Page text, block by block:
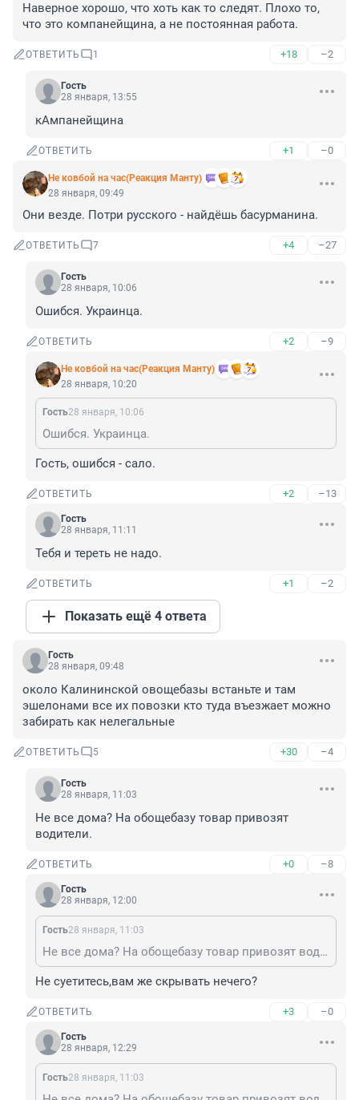
Наверное хорошо, что хоть как то следят. Плохо то,
что это компанейщина, а не постоянная работа.
ОТВЕТИТЬ 1 +18 –2
Гость
28 января, 13:55
кАмпанейщина
ОТВЕТИТЬ +1 –0
Не ковбой на час(Реакция Манту)
28 января, 09:49
Они везде. Потри русского - найдёшь басурманина.
ОТВЕТИТЬ 7 +4 –27
Гость
28 января, 10:06
Ошибся. Украинца.
ОТВЕТИТЬ +2 –9
Не ковбой на час(Реакция Манту)
28 января, 10:20
Гость28 января, 10:06
Ошибся. Украинца.
Гость, ошибся - сало.
ОТВЕТИТЬ +2 –13
Гость
28 января, 11:11
Тебя и тереть не надо.
ОТВЕТИТЬ +1 –2
Показать ещё 4 ответа
Гость
28 января, 09:48
около Калининской овощебазы встаньте и там
эшелонами все их повозки кто туда въезжает можно
забирать как нелегальные
ОТВЕТИТЬ 5 +30 –4
Гость
28 января, 11:03
Не все дома? На обощебазу товар привозят
водители.
ОТВЕТИТЬ +0 –8
Гость
28 января, 12:00
Гость28 января, 11:03
Не все дома? На обощебазу товар привозят водители.
Не суетитесь,вам же скрывать нечего?
ОТВЕТИТЬ +3 –0
Гость
28 января, 12:29
Гость28 января, 11:03